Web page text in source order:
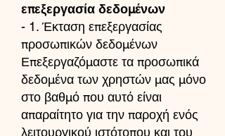
επεξεργασία δεδομένων
- 1. Έκταση επεξεργασίας
προσωπικών δεδομένων
Επεξεργαζόμαστε τα προσωπικά
δεδομένα των χρηστών μας μόνο
στο βαθμό που αυτό είναι
απαραίτητο για την παροχή ενός
λειτουργικού ιστότοπου και του